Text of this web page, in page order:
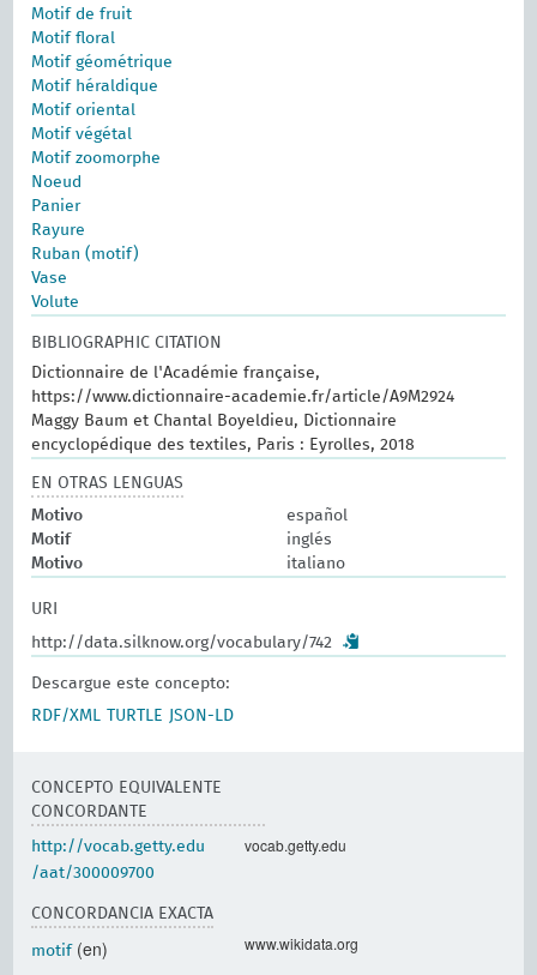
Motif de fruit
Motif floral
Motif géométrique
Motif héraldique
Motif oriental
Motif végétal
Motif zoomorphe
Noeud
Panier
Rayure
Ruban (motif)
Vase
Volute
BIBLIOGRAPHIC CITATION
Dictionnaire de l'Académie française,
https://www.dictionnaire-academie.fr/article/A9M2924
Maggy Baum et Chantal Boyeldieu, Dictionnaire
encyclopédique des textiles, Paris : Eyrolles, 2018
EN OTRAS LENGUAS
Motivo
español
Motif
inglés
Motivo
italiano
URI
http://data.silknow.org/vocabulary/742
Descargue este concepto:
RDF/XML
TURTLE JSON-LD
CONCEPTO EQUIVALENTE
CONCORDANTE
http://vocab.getty.edu
/aat/300009700
vocab.getty.edu
CONCORDANCIA EXACTA
motif(en)
www.wikidata.org